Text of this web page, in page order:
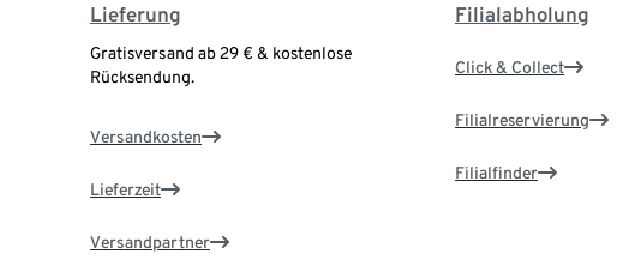
Lieferung
Gratisversand ab 29 € & kostenlose
Rücksendung.
Versandkosten
Lieferzeit
Versandpartner
Filialabholung
Click & Collect
Filialreservierung
Filialfinder